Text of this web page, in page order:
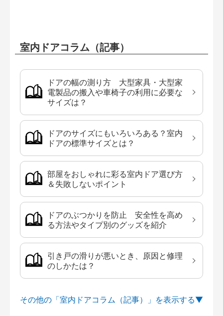
室内ドアコラム（記事）
ドアの幅の測り方 大型家具・大型家
電製品の搬入や車椅子の利用に必要な
サイズは？
ドアのサイズにもいろいろある？室内
ドアの標準サイズとは？
部屋をおしゃれに彩る室内ドア選び方
＆失敗しないポイント
ドアのぶつかりを防止 安全性を高め
る方法やタイプ別のグッズを紹介
引き戸の滑りが悪いとき、原因と修理
のしかたは？
その他の「室内ドアコラム（記事）」を